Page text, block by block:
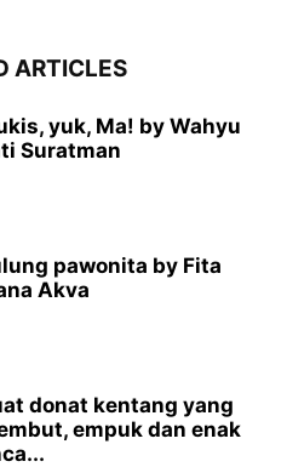
ARTICLES
yuk, Ma! by Wahyu
Suratman
pawonita by Fita
Akva
donat kentang yang
empuk dan enak